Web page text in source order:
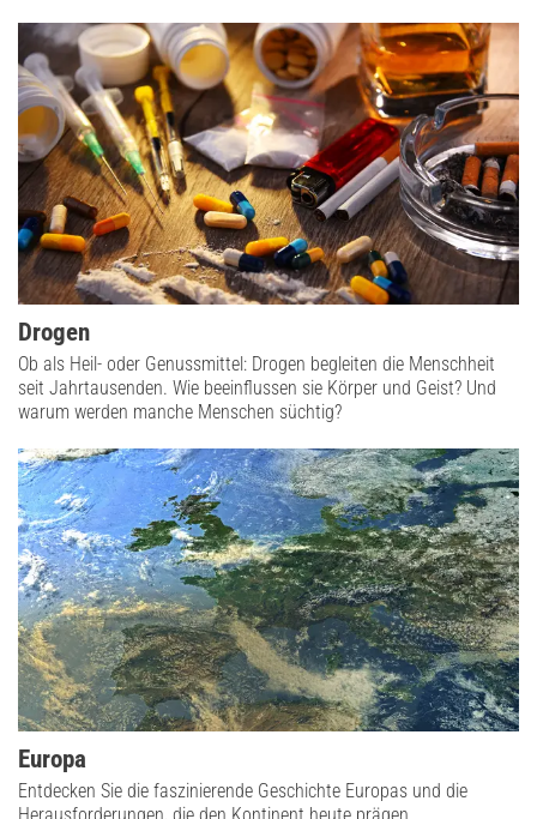
Drogen
Ob als Heil- oder Genussmittel: Drogen begleiten die Menschheit
seit Jahrtausenden. Wie beeinflussen sie Körper und Geist? Und
warum werden manche Menschen süchtig?
Europa
Entdecken Sie die faszinierende Geschichte Europas und die
Herausforderungen, die den Kontinent heute prägen